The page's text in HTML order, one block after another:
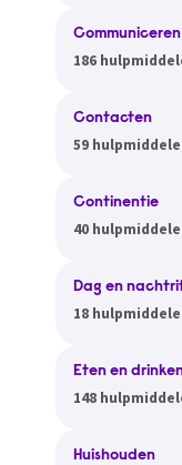
Communiceren
186
Contacten
59
Continentie
40
Dag en
18
Eten en
148
Huishouden